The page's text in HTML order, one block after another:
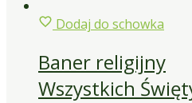
Dodaj do schowka
Baner religijny
Wszystkich